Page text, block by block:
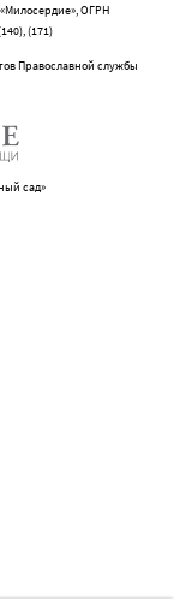
ОГРН
(171)
Православной службы
сад»